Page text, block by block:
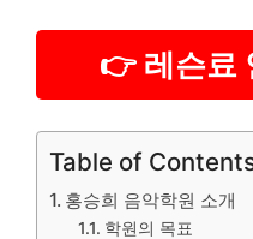
👉 레슨료
Table of
홍승희 음악학원 소개
학원의 목표